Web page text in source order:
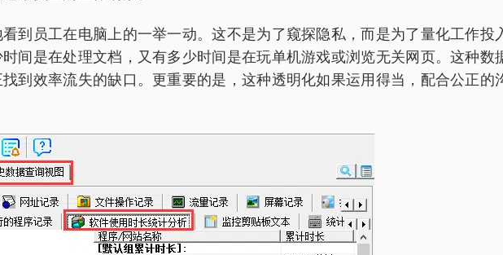
到员工在电脑上的一举一动。这不是为了窥探隐私，而是为了量化工作投
间是在处理文档，又有多少时间是在玩单机游戏或浏览无关网页。这种数
到效率流失的缺口。更重要的是，这种透明化如果运用得当，配合公正的